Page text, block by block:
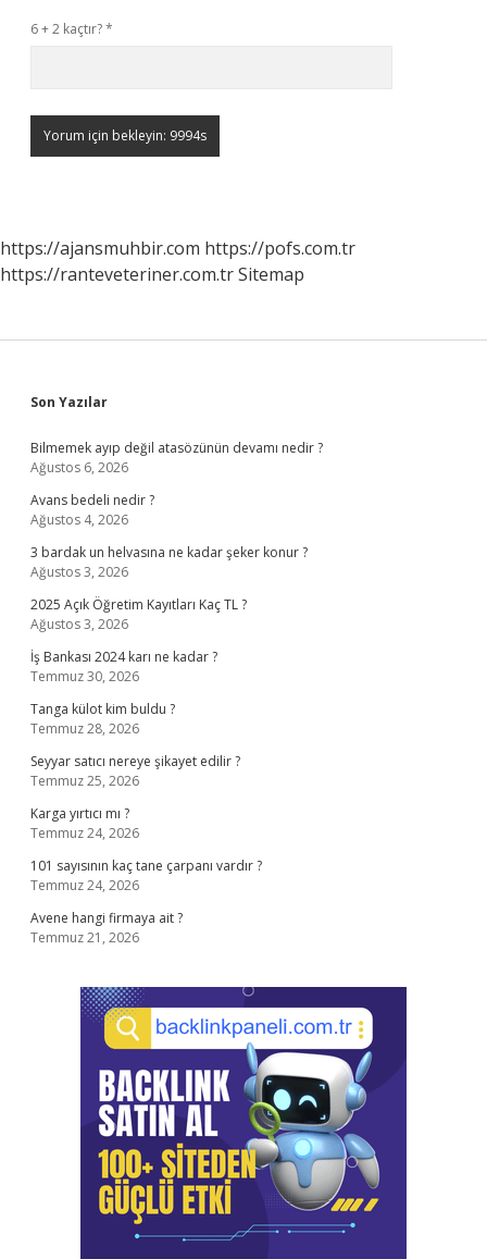
6 + 2 kaçtır?*
https://ajansmuhbir.com https://pofs.com.tr
https://ranteveteriner.com.trSitemap
Sidebar
Son Yazılar
Bilmemek ayıp değil atasözünün devamı nedir ?
Ağustos 6, 2026
Avans bedeli nedir ?
Ağustos 4, 2026
3 bardak un helvasına ne kadar şeker konur ?
Ağustos 3, 2026
2025 Açık Öğretim Kayıtları Kaç TL ?
Ağustos 3, 2026
İş Bankası 2024 karı ne kadar ?
Temmuz 30, 2026
Tanga külot kim buldu ?
Temmuz 28, 2026
Seyyar satıcı nereye şikayet edilir ?
Temmuz 25, 2026
Karga yırtıcı mı ?
Temmuz 24, 2026
101 sayısının kaç tane çarpanı vardır ?
Temmuz 24, 2026
Avene hangi firmaya ait ?
Temmuz 21, 2026